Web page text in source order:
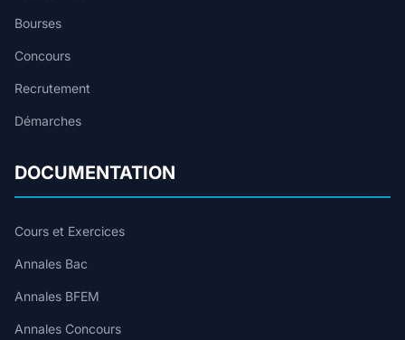
Bourses
Concours
Recrutement
Démarches
DOCUMENTATION
Cours et Exercices
Annales Bac
Annales BFEM
Annales Concours